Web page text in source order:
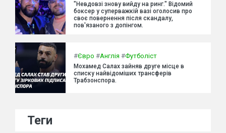
"Невдовзі знову вийду на ринг." Відомий
боксер у суперважкій вазі оголосив про
своє повернення після скандалу,
пов'язаного з допінгом.
#Євро #Англія #Футболіст
Мохамед Салах зайняв друге місце в
списку найвідоміших трансферів
Трабзонспора.
Теги